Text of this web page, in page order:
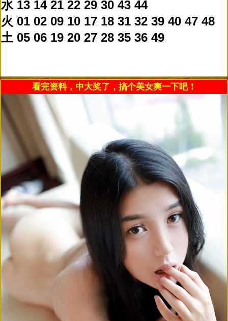
水 13 14 21 22 29 30 43 44
火 01 02 09 10 17 18 31 32 39 40 47 48
土 05 06 19 20 27 28 35 36 49
看完资料，中大奖了，搞个美女爽一下吧！